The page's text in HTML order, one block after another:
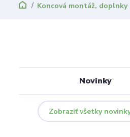
Koncová montáž, doplnky
Novinky
Zobraziť všetky